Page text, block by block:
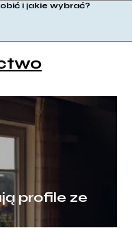
i jakie wybrać?
profile ze